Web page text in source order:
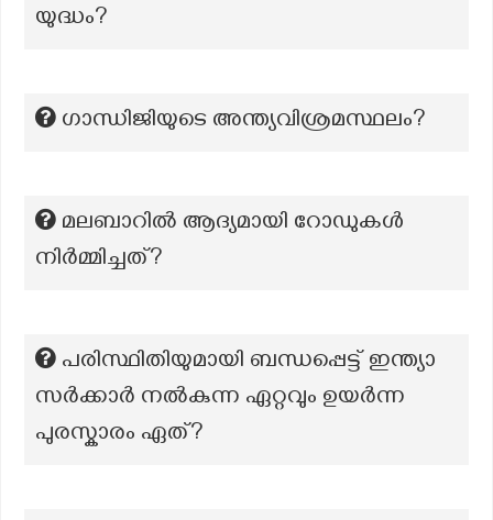
യുദ്ധം?
ഗാന്ധിജിയുടെ അന്ത്യവിശ്രമസ്ഥലം?
മലബാറിൽ ആദ്യമായി റോഡുകൾ
നിർമ്മിച്ചത്?
പരിസ്ഥിതിയുമായി ബന്ധപ്പെട്ട് ഇന്ത്യാ
സർക്കാർ നൽകുന്ന ഏറ്റവും ഉയർന്ന
പുരസ്കാരം ഏത്?